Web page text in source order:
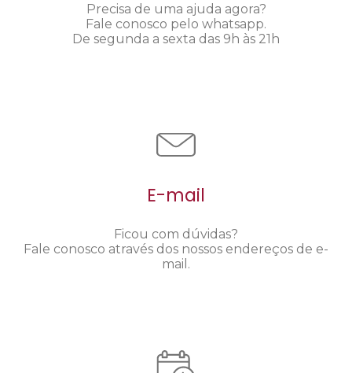
Precisa de uma ajuda agora?
Fale conosco pelo whatsapp.
De segunda a sexta das 9h às 21h
E-mail
Ficou com dúvidas?
Fale conosco através dos nossos endereços de e-
mail.